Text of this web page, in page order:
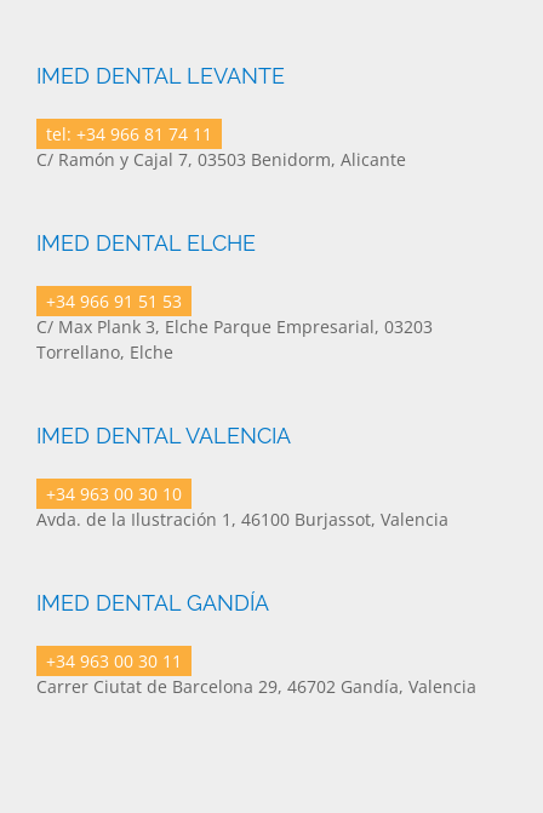
IMED DENTAL LEVANTE
tel: +34 966 81 74 11
C/ Ramón y Cajal 7, 03503 Benidorm, Alicante
IMED DENTAL ELCHE
+34 966 91 51 53
C/ Max Plank 3, Elche Parque Empresarial, 03203
Torrellano, Elche
IMED DENTAL VALENCIA
+34 963 00 30 10
Avda. de la Ilustración 1, 46100 Burjassot, Valencia
IMED DENTAL GANDÍA
+34 963 00 30 11
Carrer Ciutat de Barcelona 29, 46702 Gandía, Valencia